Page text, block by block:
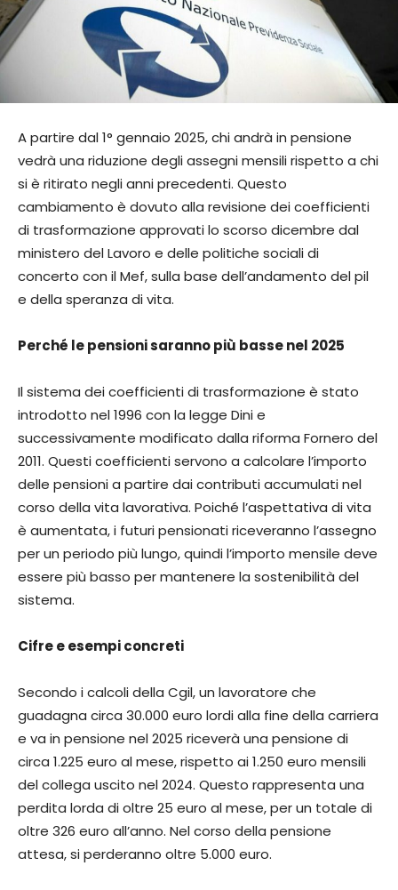
A partire dal 1° gennaio 2025, chi andrà in pensione
vedrà una riduzione degli assegni mensili rispetto a chi
si è ritirato negli anni precedenti. Questo
cambiamento è dovuto alla revisione dei coefficienti
di trasformazione approvati lo scorso dicembre dal
ministero del Lavoro e delle politiche sociali di
concerto con il Mef, sulla base dell’andamento del pil
e della speranza di vita.
Perché le pensioni saranno più basse nel 2025
Il sistema dei coefficienti di trasformazione è stato
introdotto nel 1996 con la legge Dini e
successivamente modificato dalla riforma Fornero del
2011. Questi coefficienti servono a calcolare l’importo
delle pensioni a partire dai contributi accumulati nel
corso della vita lavorativa. Poiché l’aspettativa di vita
è aumentata, i futuri pensionati riceveranno l’assegno
per un periodo più lungo, quindi l’importo mensile deve
essere più basso per mantenere la sostenibilità del
sistema.
Cifre e esempi concreti
Secondo i calcoli della Cgil, un lavoratore che
guadagna circa 30.000 euro lordi alla fine della carriera
e va in pensione nel 2025 riceverà una pensione di
circa 1.225 euro al mese, rispetto ai 1.250 euro mensili
del collega uscito nel 2024. Questo rappresenta una
perdita lorda di oltre 25 euro al mese, per un totale di
oltre 326 euro all’anno. Nel corso della pensione
attesa, si perderanno oltre 5.000 euro.